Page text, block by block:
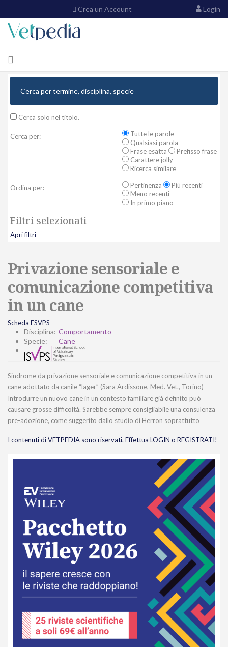
Crea un Account Login
Cerca solo nel titolo.
Cerca per:
Tutte le parole
Qualsiasi parola
Frase esatta
Prefisso frase
Carattere jolly
Ricerca similare
Ordina per: Pertinenza
Più recenti
Meno recenti
In primo piano
Filtri selezionati
Apri filtri
Privazione sensoriale e
comunicazione competitiva
in un cane
Scheda ESVPS
Disciplina: Comportamento
Specie:
Cane
Sindrome da privazione sensoriale e comunicazione competitiva in un
cane adottato da canile “lager” (Sara Ardissone, Med. Vet., Torino)
Introdurre un nuovo cane in un contesto familiare già definito può
causare grosse difficoltà. Sarebbe sempre consigliabile una consulenza
pre-adozione, come suggerito dallo studio di Herron soprattutto
I contenuti di VETPEDIA sono riservati. Effettua LOGIN o REGISTRATI!